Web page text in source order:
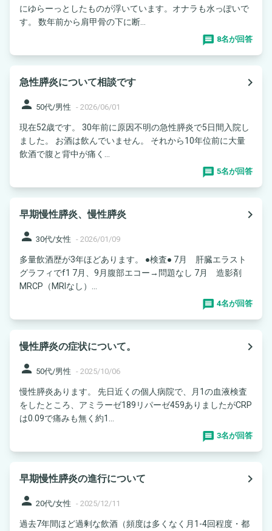
にゆらーっとしたものが浮いています。オナラも水っぽいで
す。 数年前から肩甲骨の下に断...
8名が回答
急性膵炎について相談です
navigate_next
person 50代/男性 - 2026/06/01
現在52歳です。 30年前に原因不明の急性膵炎で5日間入院し
ました。 お酒は飲んでいません。 それから10年位前に大量
飲酒で腹と背中が痛く...
5名が回答
早期慢性膵炎、慢性膵炎
navigate_next
person 30代/女性 - 2026/01/09
多量飲酒歴が3年ほどあります。 ●検査● 7月 肝臓エラスト
グラフィでf1 7月、9月腹部エコー→問題なし 7月 造影剤
MRCP（MRIなし）...
4名が回答
慢性膵炎の症状について。
navigate_next
person 50代/男性 - 2025/10/06
慢性膵炎あります。 先日近くの個人病院で、月1の血液検査
をしたところ、アミラーゼ189リパーゼ459ありましたがCRP
は0.09で痛みも無く約1...
3名が回答
早期慢性膵炎の進行について
navigate_next
person 20代/女性 - 2025/12/11
過去7年間ほど過剰な飲酒（頻度は多くなく月1-4回程度・都